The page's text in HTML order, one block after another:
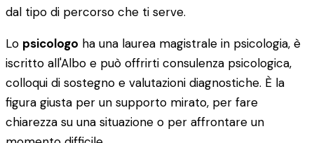
dal tipo di percorso che ti serve.
Lo psicologo ha una laurea magistrale in psicologia, è
iscritto all'Albo e può offrirti consulenza psicologica,
colloqui di sostegno e valutazioni diagnostiche. È la
figura giusta per un supporto mirato, per fare
chiarezza su una situazione o per affrontare un